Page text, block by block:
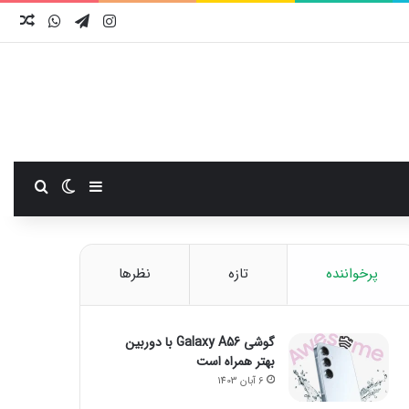
اینستاگرام
تلگرام واتس
سایدبارتغییر
پرخواننده تازه نظرها
گوشی Galaxy A56 با دوربین
بهتر همراه است
6 آبان 1403